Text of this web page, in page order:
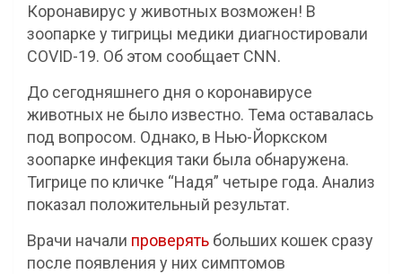
Коронавирус у животных возможен! В
зоопарке у тигрицы медики диагностировали
COVID-19. Об этом сообщает CNN.
До сегодняшнего дня о коронавирусе
животных не было известно. Тема оставалась
под вопросом. Однако, в Нью-Йоркском
зоопарке инфекция таки была обнаружена.
Тигрице по кличке “Надя” четыре года. Анализ
показал положительный результат.
Врачи начали проверять больших кошек сразу
после появления у них симптомов